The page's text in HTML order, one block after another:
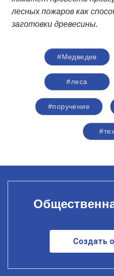
лесных пожаров как
заготовки древесины.
#Медведев
#леса
#поручение
Создать